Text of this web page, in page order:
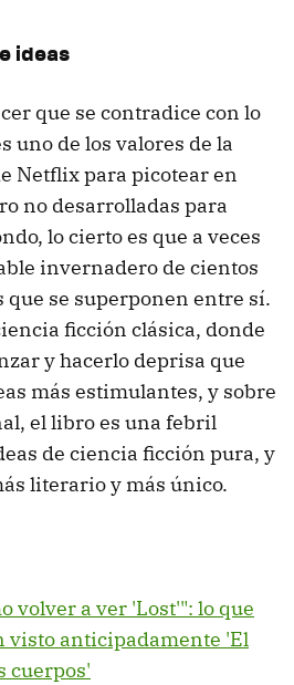
ideas
que se contradice con lo
uno de los valores de la
Netflix para picotear en
no desarrolladas para
lo cierto es que a veces
invernadero de cientos
que se superponen entre sí.
ficción clásica, donde
y hacerlo deprisa que
más estimulantes, y sobre
el libro es una febril
de ciencia ficción pura, y
literario y más único.
volver a ver 'Lost'": lo que
visto anticipadamente 'El
cuerpos'